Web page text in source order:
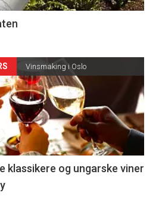
Vinsmaking i Oslo
klassikere og ungarske viner